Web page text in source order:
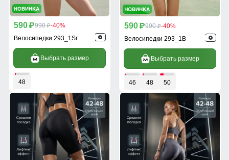
590 p990 p-40%
Велосипедки 293_1Sr
Выбрать размер
48
590 p990 p-40%
Велосипедки 293_1B
Выбрать размер
46 48 50